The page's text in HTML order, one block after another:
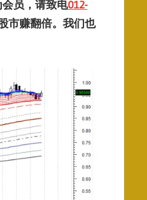
会员，请致电012-
市赚翻倍。 我们也